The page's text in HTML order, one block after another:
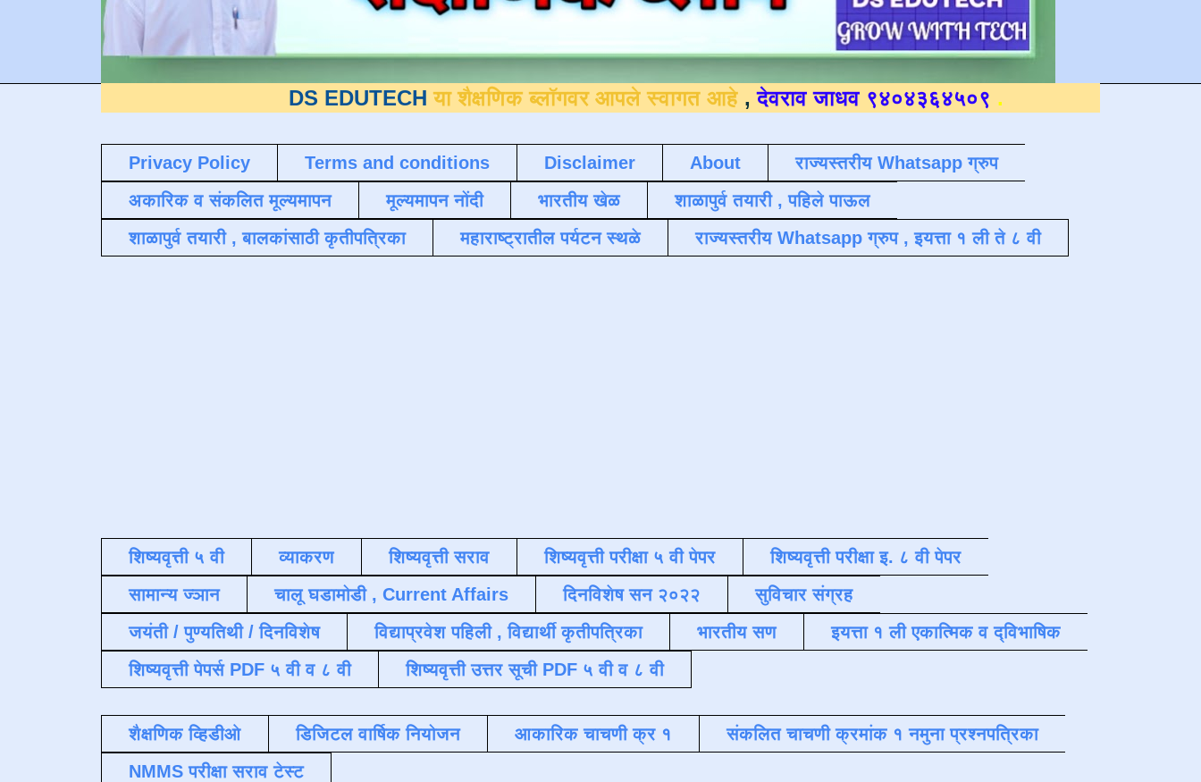
DS EDUTECH या शैक्षणिक ब्लॉगवर आपले स्वागत आहे ,देवराव जाधव ९४०४३६४५०९ .
Privacy Policy Terms and conditions Disclaimer About
राज्यस्तरीय Whatsapp ग्रुप
अकारिक व संकलित मूल्यमापन
मूल्यमापन नोंदी भारतीय खेळ
शाळापुर्व तयारी , पहिले पाऊल
शाळापुर्व तयारी , बालकांसाठी कृतीपत्रिका
महाराष्ट्रातील पर्यटन स्थळे राज्यस्तरीय Whatsapp ग्रुप , इयत्ता १ ली ते ८ वी
शिष्यवृत्ती ५ वी व्याकरण शिष्यवृत्ती सराव शिष्यवृत्ती परीक्षा ५ वी पेपर
शिष्यवृत्ती परीक्षा इ. ८ वी पेपर
सामान्य ज्ञान
चालू घडामोडी , Current Affairs दिनविशेष सन २०२२
सुविचार संग्रह
जयंती / पुण्यतिथी / दिनविशेष
विद्याप्रवेश पहिली , विद्यार्थी कृतीपत्रिका भारतीय सण
इयत्ता १ ली एकात्मिक व द्विभाषिक
शिष्यवृत्ती पेपर्स PDF ५ वी व ८ वी
शिष्यवृत्ती उत्तर सूची PDF ५ वी व ८ वी
शैक्षणिक व्हिडीओ डिजिटल वार्षिक नियोजन आकारिक चाचणी क्र १
संकलित चाचणी क्रमांक १ नमुना प्रश्नपत्रिका
NMMS परीक्षा सराव टेस्ट